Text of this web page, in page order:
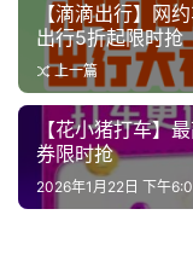
【滴滴出行】网
出行5折起限时抢
上一篇
【花小猪打车】
券限时抢
2026年1月22日 下午